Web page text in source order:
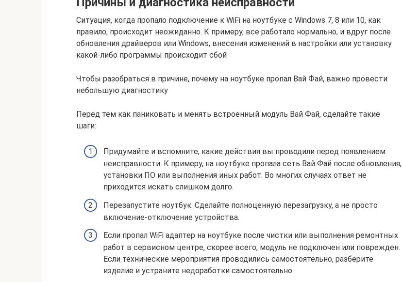
Ситуация, когда пропало подключение к WiFi на ноутбуке с Windows 7, 8 или 10, как
правило, происходит неожиданно. К примеру, все работало нормально, и вдруг после
обновления драйверов или Windows, внесения изменений в настройки или установку
какой-либо программы происходит сбой
Чтобы разобраться в причине, почему на ноутбуке пропал Вай Фай, важно провести
небольшую диагностику
Перед тем как паниковать и менять встроенный модуль Вай Фай, сделайте такие
шаги:
Придумайте и вспомните, какие действия вы проводили перед появлением
неисправности. К примеру, на ноутбуке пропала сеть Вай Фай после обновления,
установки ПО или выполнения иных работ. Во многих случаях ответ не
приходится искать слишком долго.
Перезапустите ноутбук. Сделайте полноценную перезагрузку, а не просто
включение-отключение устройства.
Если пропал WiFi адаптер на ноутбуке после чистки или выполнения ремонтных
работ в сервисном центре, скорее всего, модуль не подключен или поврежден.
Если технические мероприятия проводились самостоятельно, разберите
изделие и устраните недоработки самостоятельно.